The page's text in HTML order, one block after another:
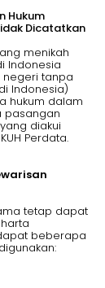
Hukum
Dicatatkan
menikah
Indonesia
negeri tanpa
Indonesia)
hukum dalam
pasangan
diakui
Perdata.
tetap dapat
beberapa